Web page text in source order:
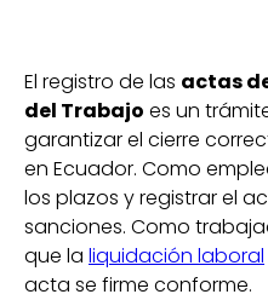
El registro de las actas
del Trabajo es un
garantizar el cierre
en Ecuador. Como
los plazos y registrar el
sanciones. Como
que la liquidación laboral
acta se firme conforme.